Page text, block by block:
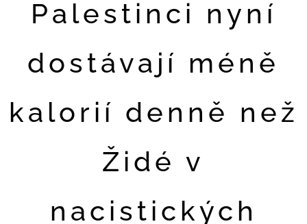
Palestinci nyní
dostávají méně
kalorií denně než
Židé v
nacistických